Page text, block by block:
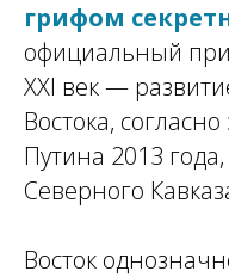
грифом
официальный
XXI век —
Востока,
Путина 2013
Северного
Восток